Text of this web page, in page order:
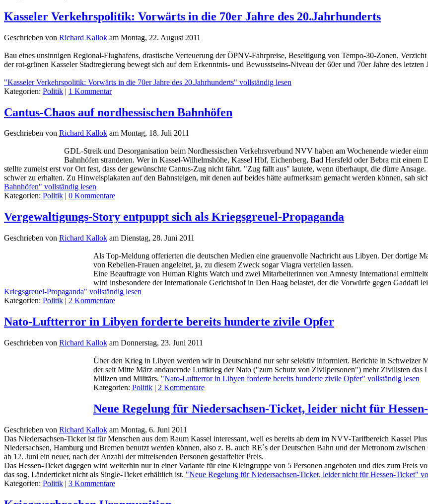
Kasseler Verkehrspolitik: Vorwärts in die 70er Jahre des 20.Jahrhunderts
Geschrieben von Richard Kallok am Montag, 22. August 2011
Bau eines unsinnigen Regional-Flughafens, drastische Verteuerung der ÖPNV-Fahrpreise, Beseitigung von Tempo-30-Zonen,
der rot-grünen Kasseler Stadtregierung bewegt sich auf dem Erkenntnis- und Bewusstseins-Niveau der 60er und 70er Jahre des letzten
"Kasseler Verkehrspolitik: Vorwärts in die 70er Jahre des 20.Jahrhunderts" vollständig lesen
Kategorien: Politik | 1 Kommentar
Cantus-Chaos auf nordhessischen Bahnhöfen
Geschrieben von Richard Kallok am Montag, 18. Juli 2011
GDL-Streik und Desorganisation beim Nordhessischen Verkehrsverbund NVV haben am Wochenende wieder
Bahnhöfen strandeten. Wer in Kassel-Wilhelmshöhe, Kassel Hbf, Eichenberg, Bad Hersfeld oder Bebra mit
stellte zumeist erst vor Ort fest, dass der gewünschte Cantus-Zug nicht fährt. "Zug fällt aus" lautete, wenn überhaupt, die dürre
schwer zu erhalten. Zu Hinweisplakaten auf den Bahnsteigen, mit denen auf beides hätte aufmerksam gemacht werden können, sah
Bahnhöfen" vollständig lesen
Kategorien: Politik | 0 Kommentare
Vergewaltigungs-Story entpuppt sich als Kriegsgreuel-Propaganda
Geschrieben von Richard Kallok am Dienstag, 28. Juni 2011
Als Top-Meldung offerierten die deutschen Medien eine grauenvolle Nachricht aus Libyen. Der dortige
von Rebellen-Frauen angeleitet, ja, zu diesem Zweck sogar Viagra verteilen lassen.
Eine Beauftragte von Human Rights Watch und zwei Mitarbeiterinnen von Amnesty International
wird insbesondere der Internationale Gerichtshof in Den Haag belastet, der die Vorwürfe gegen Gaddafi
Kriegsgreuel-Propaganda" vollständig lesen
Kategorien: Politik | 2 Kommentare
Nato-Luftterror in Libyen forderte bereits hunderte zivile Opfer
Geschrieben von Richard Kallok am Donnerstag, 23. Juni 2011
Über den Krieg in Libyen werden wir in Deutschland nur sehr selektiv informiert. Berichte in Schweizer
der seit Mitte März andauernde Luftkrieg der Nato ("zum Schutz von Zivilpersonen") mehr Zivilisten das
Milizen und Militärs. "Nato-Luftterror in Libyen forderte bereits hunderte zivile Opfer" vollständig lesen
Kategorien: Politik | 2 Kommentare
Neue Regelung für Niedersachsen-Ticket, leider nicht für
Geschrieben von Richard Kallok am Montag, 6. Juni 2011
Das Niedersachsen-Ticket ist für Menschen aus dem Raum Kassel interessant, weil es bereits ab dem im NVV-Tarifbereich Kassel
Niedersachsen, Hamburg und Bremen benutzt werden können, also z. B. auch RE`s der Deutschen Bahn und der Metronom
ab 12. Juni ein neuer, nach der Anzahl der mitreisenden Personen gestaffelter Preis.
Das Hessen-Ticket dagegen wird weiterhin nur in einer Variante für eine Kleingruppe von 5 Personen angeboten und dies zum Preis
das sog. Länderticket nicht als Single-Ticket erhältlich ist. "Neue Regelung für Niedersachsen-Ticket, leider nicht für Hessen-Ticket"
Kategorien: Politik | 3 Kommentare